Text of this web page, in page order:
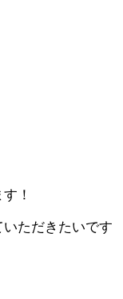
！
ただきたいです